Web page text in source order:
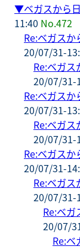
▼ベガスから
11:40 No.472
Re:ベガス
20/07/31-
Re:ベガ
20/07/31-
Re:ベガス
20/07/31-
Re:ベガ
20/07/31-
Re:ベガス
20/07/31-
Re:ベガ
20/07/31-
Re:ベ
20/07/
Re: